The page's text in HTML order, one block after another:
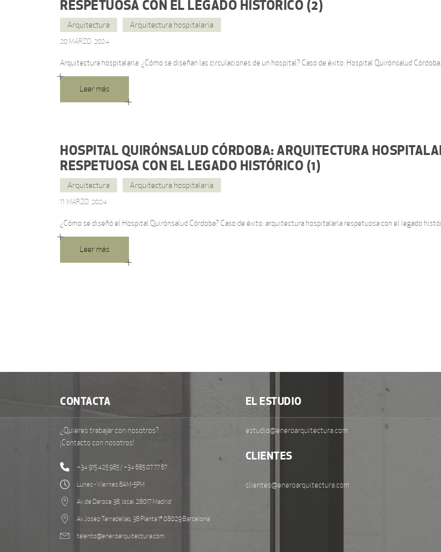
RESPETUOSA CON EL LEGADO HISTÓRICO (2)
Arquitectura Arquitectura hospitalaria
20 MARZO, 2024
Arquitectura hospitalaria: ¿Cómo se diseñan las circulaciones de un hospital? Caso de éxito: Hospital Quirónsalud
Leer más
HOSPITAL QUIRÓNSALUD CÓRDOBA: ARQUITECTURA
RESPETUOSA CON EL LEGADO HISTÓRICO (1)
Arquitectura Arquitectura hospitalaria
11 MARZO, 2024
¿Cómo se diseñó el Hospital Quirónsalud Córdoba? Caso de éxito: arquitectura hospitalaria respetuosa con el legado
Leer más
CONTACTA
¿Quieres trabajar con nosotros?
¡Contacto con nosotros!
+34 915 425 985 / +34 685 07 77 67
Lunes - Viernes 8AM-5PM
Av. de Daroca, 38, local. 28017 Madrid
Av. Josep Tarradellas, 38 Planta 1ª 08029 Barcelona
talento@eneroarquitectura.com
EL ESTUDIO
estudio@eneroarquitectura.com
CLIENTES
clientes@eneroarquitectura.com